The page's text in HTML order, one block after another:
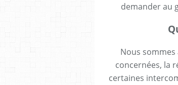
demander au
Nous
concernées, la
certaines